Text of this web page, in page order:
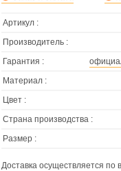
Артикул :
Производитель :
Гарантия :
Материал :
Цвет :
Страна производства :
Размер :
Доставка осуществляется по